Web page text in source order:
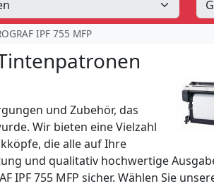
IPF 755 MFP
und Zubehör, das
Wir bieten eine Vielzahl
die alle auf Ihre
und qualitativ hochwertige
IPF 755 MFP sicher. Wählen Sie